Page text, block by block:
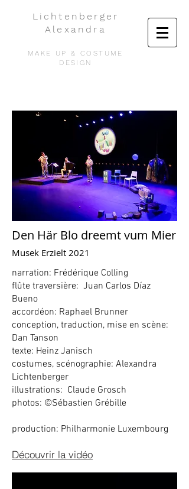
Lichtenberger
Alexandra
MAKE UP & COSTUME
DESIGN
Den Här Blo dreemt vum Mier
Musek Erzielt 2021
narration: Frédérique Colling
flûte traversière: Juan Carlos Díaz
Bueno
accordéon: Raphael Brunner
conception, traduction, mise en scène:
Dan Tanson
texte: Heinz Janisch
costumes, scénographie: Alexandra
Lichtenberger
illustrations: Claude Grosch
photos: ©Sébastien Grébille
production: Philharmonie Luxembourg
Découvrir la vidéo